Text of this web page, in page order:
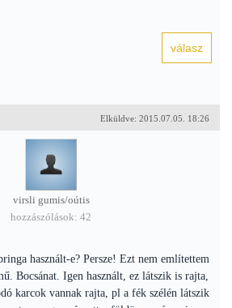
Elküldve: 2015.07.05. 18:26
virsli gumis/oútis
hozzászólások: 42
használt-e? Persze! Ezt nem említettem
Bocsánat. Igen használt, ez látszik is rajta,
karcok vannak rajta, pl a fék szélén látszik